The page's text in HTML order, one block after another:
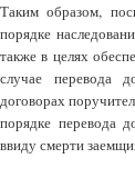
Таким образом,
порядке
также в целях
случае перевода
договорах
порядке перевода
ввиду смерти